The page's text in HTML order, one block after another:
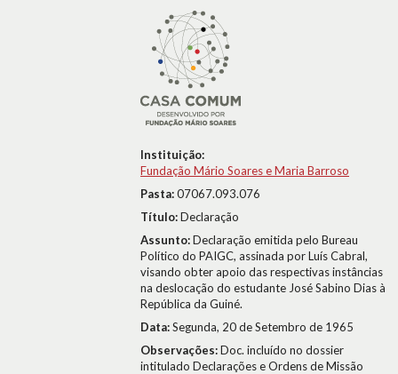
Instituição:
Fundação Mário Soares e Maria Barroso
Pasta:07067.093.076
Título:Declaração
Assunto:Declaração emitida pelo Bureau
Político do PAIGC, assinada por Luís Cabral,
visando obter apoio das respectivas instâncias
na deslocação do estudante José Sabino Dias à
República da Guiné.
Data:Segunda, 20 de Setembro de 1965
Observações:Doc. incluído no dossier
intitulado Declarações e Ordens de Missão